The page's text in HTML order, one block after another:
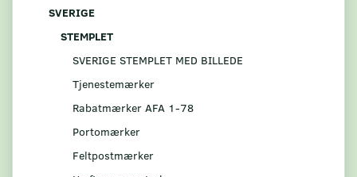
SVERIGE
STEMPLET
SVERIGE STEMPLET MED BILLEDE
Tjenestemærker
Rabatmærker AFA 1-78
Portomærker
Feltpostmærker